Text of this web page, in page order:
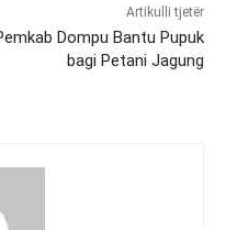
Artikulli tjetër
Dompu Bantu Pupuk
bagi Petani Jagung